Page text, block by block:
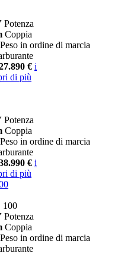
Potenza
Coppia
Peso in ordine di marcia
€ i
di più
Potenza
Coppia
Peso in ordine di marcia
€ i
di più
100
Potenza
Coppia
Peso in ordine di marcia